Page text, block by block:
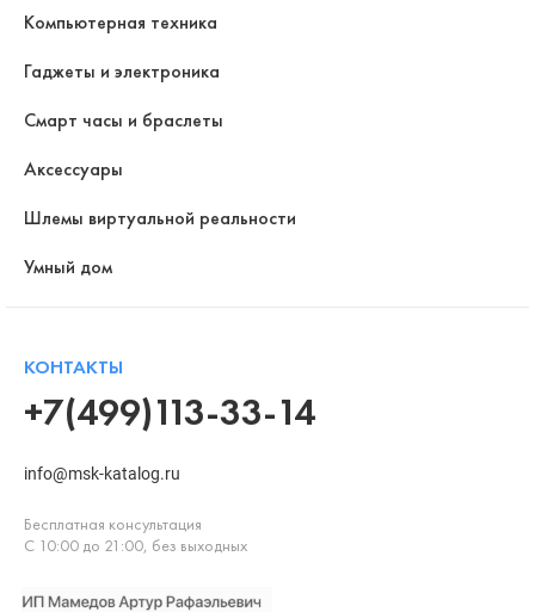
Компьютерная техника
Гаджеты и электроника
Смарт часы и браслеты
Аксессуары
Шлемы виртуальной реальности
Умный дом
КОНТАКТЫ
+7(499)113-33-14
info@msk-katalog.ru
Бесплатная консультация
С 10:00 до 21:00, без выходных